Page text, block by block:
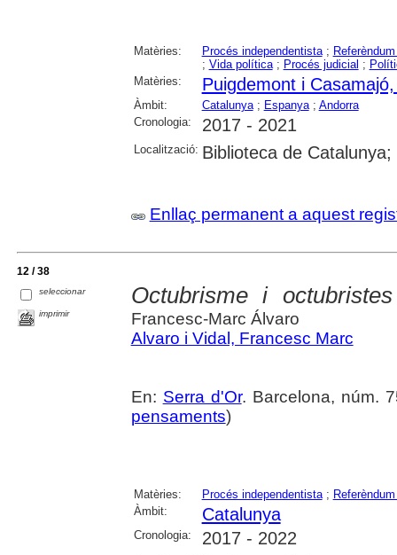
Matèries: Procés independentista;
; Vida política; Procés judicial ;
Matèries:
Puigdemont i
Àmbit: Catalunya; Espanya; Andorra
Cronologia:
2017 - 2021
Localització: Biblioteca de
Enllaç permanent a aquest
12 / 38
seleccionar
imprimir
Octubrisme i
Francesc-Marc Álvaro
Alvaro i Vidal, Francesc Marc
En: Serra d'Or. Barcelona, núm.
pensaments)
Matèries: Procés independentista;
Àmbit:
Catalunya
Cronologia: 2017 - 2022